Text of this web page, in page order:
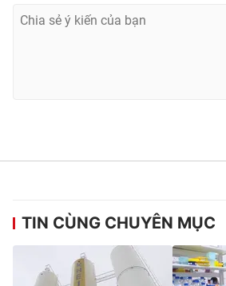
TIN CÙNG CHUYÊN MỤC